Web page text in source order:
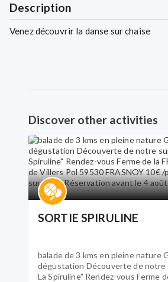
Description
Venez découvrir la danse sur chaise
Discover other activities
SORTIE SPIRULINE
balade de 3 kms en pleine nature
dégustation Découverte de notre
La Spiruline" Rendez-vous Ferme